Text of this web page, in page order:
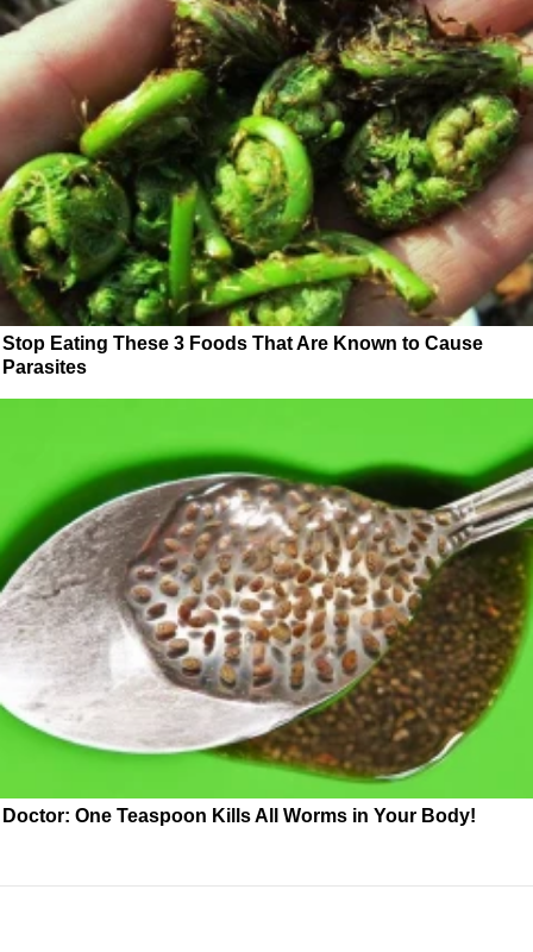
Stop Eating These 3 Foods That Are Known to Cause
Parasites
Doctor: One Teaspoon Kills All Worms in Your Body!